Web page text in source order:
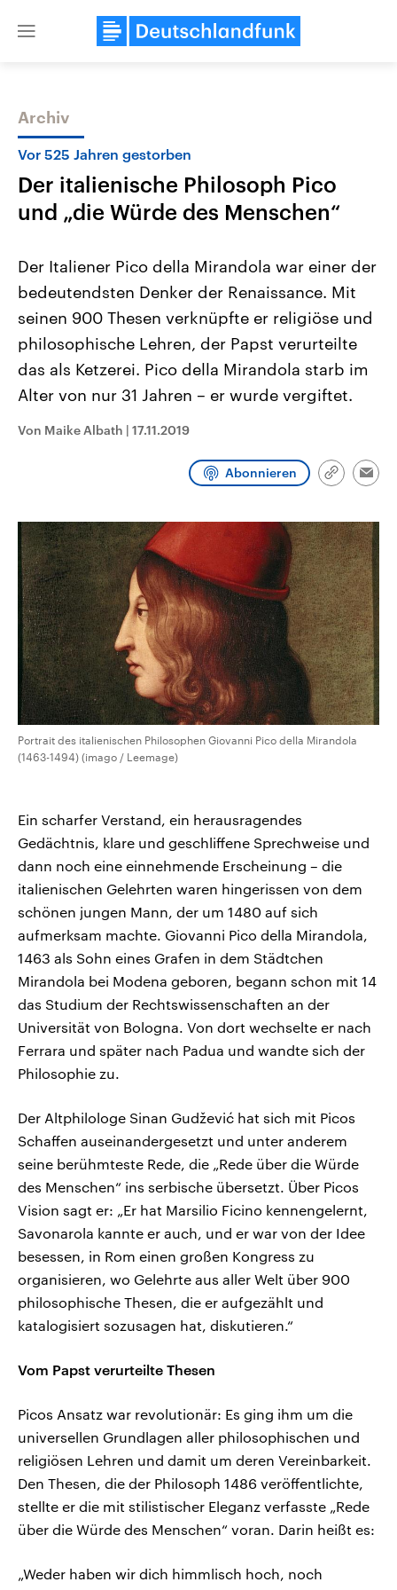
Close
Themen
USA
Aktuelle Beiträge, Analysen und
Hintergründe
Wirtschaftlich und militärisch
gehören die Vereinigten Staaten zu
den mächtigsten Ländern der Erde,
mit großem Einfluss auf das
Nahostkonflikt
Aktuelle Lage und
Der Überfall der
Terrororganisation Hamas
Oktober 2023 auf Israel
Region wieder die Gewalt
Israel möchte die Hamas
Diese wird wie die
Archiv
Vor 525 Jahren gestorben
Der italienische Philosoph Pico
und „die Würde des Menschen“
Der Italiener Pico della Mirandola war einer der
bedeutendsten Denker der Renaissance. Mit
seinen 900 Thesen verknüpfte er religiöse und
philosophische Lehren, der Papst verurteilte
das als Ketzerei. Pico della Mirandola starb im
Alter von nur 31 Jahren – er wurde vergiftet.
Von Maike Albath | 17.11.2019
Abonnieren
Link
Portrait des italienischen Philosophen Giovanni Pico della Mirandola
(1463-1494) (imago / Leemage)
Ein scharfer Verstand, ein herausragendes
Gedächtnis, klare und geschliffene Sprechweise und
dann noch eine einnehmende Erscheinung – die
italienischen Gelehrten waren hingerissen von dem
schönen jungen Mann, der um 1480 auf sich
aufmerksam machte. Giovanni Pico della Mirandola,
1463 als Sohn eines Grafen in dem Städtchen
Mirandola bei Modena geboren, begann schon mit 14
das Studium der Rechtswissenschaften an der
Universität von Bologna. Von dort wechselte er nach
Ferrara und später nach Padua und wandte sich der
Philosophie zu.
Der Altphilologe Sinan Gudžević hat sich mit Picos
Schaffen auseinandergesetzt und unter anderem
seine berühmteste Rede, die „Rede über die Würde
des Menschen“ ins serbische übersetzt. Über Picos
Vision sagt er: „Er hat Marsilio Ficino kennengelernt,
Savonarola kannte er auch, und er war von der Idee
besessen, in Rom einen großen Kongress zu
organisieren, wo Gelehrte aus aller Welt über 900
philosophische Thesen, die er aufgezählt und
katalogisiert sozusagen hat, diskutieren.“
Vom Papst verurteilte Thesen
Picos Ansatz war revolutionär: Es ging ihm um die
universellen Grundlagen aller philosophischen und
religiösen Lehren und damit um deren Vereinbarkeit.
Den Thesen, die der Philosoph 1486 veröffentlichte,
stellte er die mit stilistischer Eleganz verfasste „Rede
über die Würde des Menschen“ voran. Darin heißt es:
„Weder haben wir dich himmlisch hoch, noch